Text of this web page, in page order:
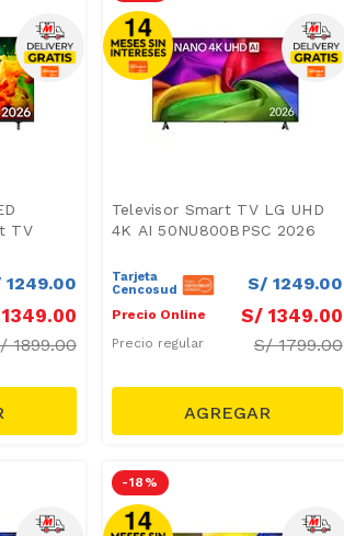
TV
1249.00
1349.00
1899.00
Televisor Smart TV LG UHD
4K AI 50NU800BPSC 2026
Tarjeta
Cencosud
S/ 1249.00
Precio Online S/ 1349.00
Precio regular S/1799.00
-18 %